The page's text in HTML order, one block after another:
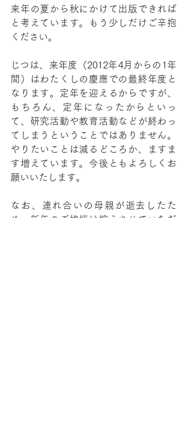
来年の夏から秋にかけて出版できれば
と考えています。もう少しだけご辛抱
ください。
じつは、来年度（2012年4月からの1年
間）はわたくしの慶應での最終年度と
なります。定年を迎えるからですが、
もちろん、定年になったからといっ
て、研究活動や教育活動などが終わっ
てしまうということではありません。
やりたいことは減るどころか、ますま
す増えています。今後ともよろしくお
願いいたします。
なお、連れ合いの母親が逝去したた
め、新年のご挨拶は控えさせていただ